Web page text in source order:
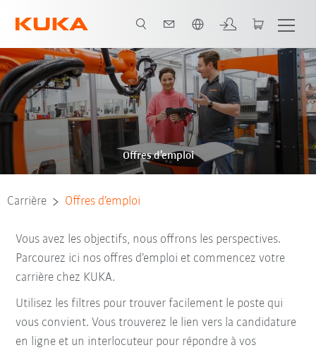
Offres d’emploi
Carrière Offres d’emploi
Vous avez les objectifs, nous offrons les perspectives.
Parcourez ici nos offres d’emploi et commencez votre
carrière chez KUKA.
Utilisez les filtres pour trouver facilement le poste qui
vous convient. Vous trouverez le lien vers la candidature
en ligne et un interlocuteur pour répondre à vos